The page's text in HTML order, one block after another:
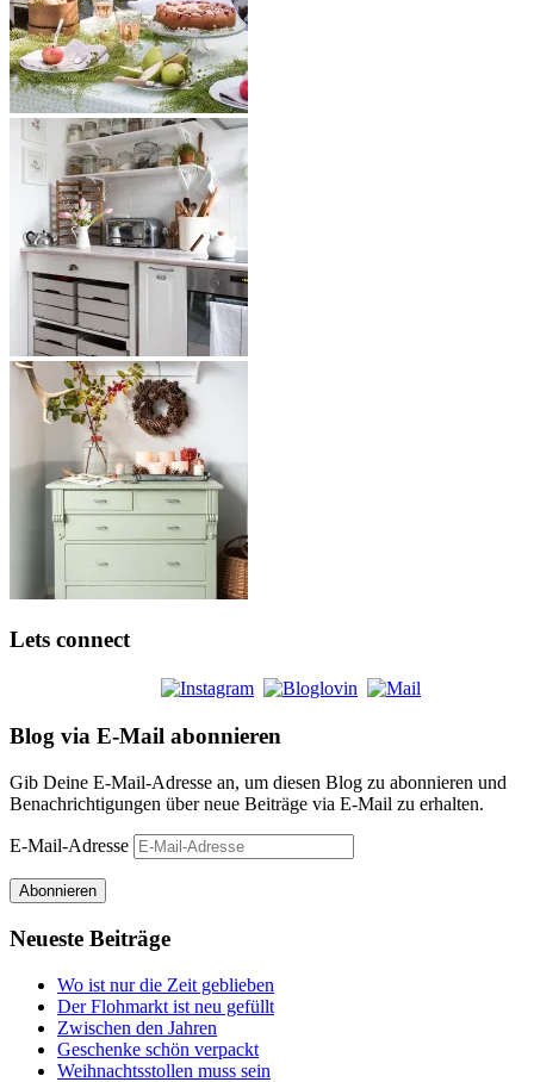
Lets connect
Blog via E-Mail abonnieren
Gib Deine E-Mail-Adresse an, um diesen Blog zu abonnieren und
Benachrichtigungen über neue Beiträge via E-Mail zu erhalten.
E-Mail-Adresse
Abonnieren
Neueste Beiträge
Wo ist nur die Zeit geblieben
Der Flohmarkt ist neu gefüllt
Zwischen den Jahren
Geschenke schön verpackt
Weihnachtsstollen muss sein